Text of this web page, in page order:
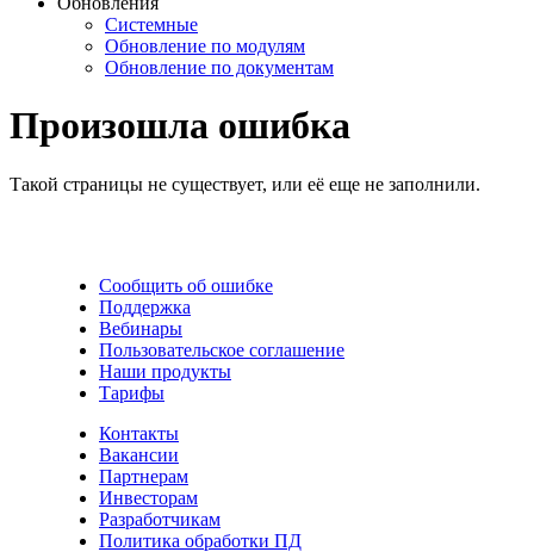
Системные
Обновление по модулям
Обновление по документам
Произошла ошибка
Такой страницы не существует, или её еще не заполнили.
Сообщить об ошибке
Поддержка
Вебинары
Пользовательское соглашение
Наши продукты
Тарифы
Контакты
Вакансии
Партнерам
Инвесторам
Разработчикам
Политика обработки ПД